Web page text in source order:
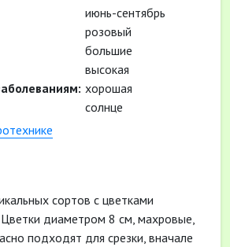
июнь-сентябрь
розовый
большие
высокая
хорошая
солнце
сортов с цветками
диаметром 8 см, махровые,
подходят для срезки, вначале